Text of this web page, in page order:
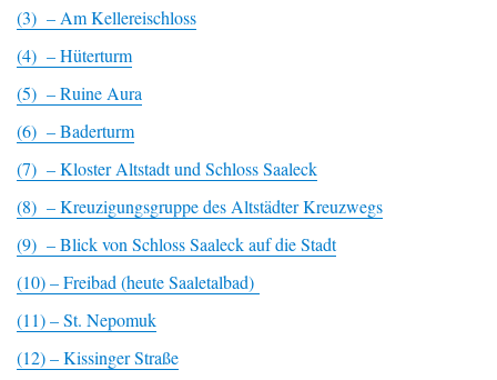
(3) – Am Kellereischloss
(4) – Hüterturm
(5) – Ruine Aura
(6) – Baderturm
(7) – Kloster Altstadt und Schloss Saaleck
(8) – Kreuzigungsgruppe des Altstädter Kreuzwegs
(9) – Blick von Schloss Saaleck auf die Stadt
(10) – Freibad (heute Saaletalbad)
(11) – St. Nepomuk
(12) – Kissinger Straße